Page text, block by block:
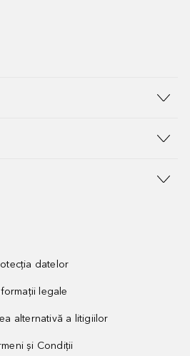
datelor
legale
alternativă a litigiilor
și Condiții